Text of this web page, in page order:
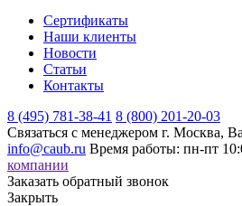
Сертификаты
Наши клиенты
Новости
Статьи
Контакты
8 (495) 781-38-41 8 (800) 201-20-03
Связаться с менеджером г. Москва,
info@caub.ru Время работы: пн-пт
компании
Заказать обратный звонок
Закрыть